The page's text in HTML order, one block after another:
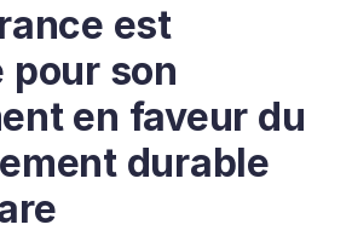
est
pour son
en faveur du
durable